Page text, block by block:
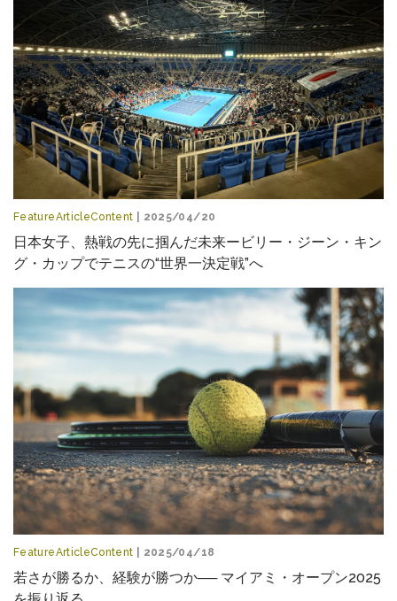
FeatureArticleContent | 2025/04/20
日本女子、熱戦の先に掴んだ未来ービリー・ジーン・キン
グ・カップでテニスの“世界一決定戦”へ
FeatureArticleContent | 2025/04/18
若さが勝るか、経験が勝つか── マイアミ・オープン2025